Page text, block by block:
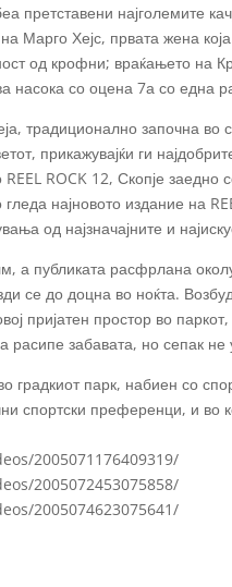
претставени најголемите
Марго Хејс, првата жена
од крофни; враќањето
насока со оцена 7а со една
традиционално започна
прикажувајќи ги
ROCK 12, Скопје заедно
најновото издание на
од најзначајните и
а публиката расфрлана
се до доцна во ноќта.
пријатен простор во
расипе забавата, но сепак не
парк, набиен со
спортски преференци, и во
2005071176409319/
2005072453075858/
2005074623075641/